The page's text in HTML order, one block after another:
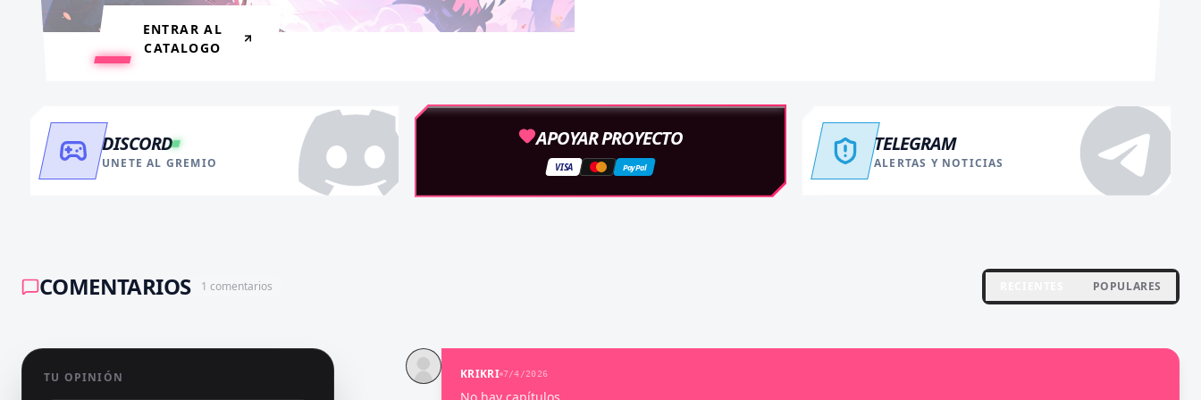
ENTRAR AL
CATALOGO
DISCORD
UNETE AL GREMIO
APOYAR PROYECTO
VISA PayPal
TELEGRAM
ALERTAS Y NOTICIAS
COMENTARIOS 1 comentarios POPULARES
TU OPINIÓN KRIKRI 7/4/2026